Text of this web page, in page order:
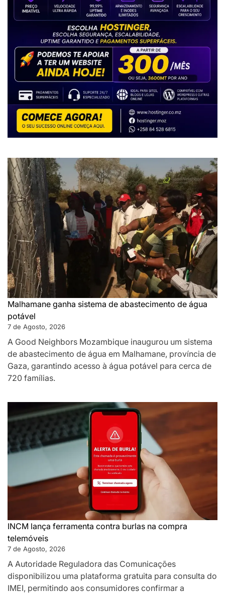
Malhamane ganha sistema de abastecimento de água
potável
7 de Agosto, 2026
A Good Neighbors Mozambique inaugurou um sistema
de abastecimento de água em Malhamane, província de
Gaza, garantindo acesso à água potável para cerca de
720 famílias.
INCM lança ferramenta contra burlas na compra
telemóveis
7 de Agosto, 2026
A Autoridade Reguladora das Comunicações
disponibilizou uma plataforma gratuita para consulta do
IMEI, permitindo aos consumidores confirmar a